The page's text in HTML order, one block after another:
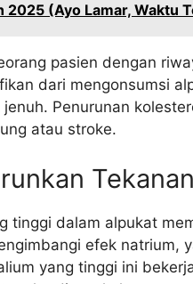
2025 (Ayo Lamar, Waktu
pasien dengan
dari mengonsumsi
Penurunan
atau stroke.
tinggi dalam alpukat
efek natrium,
yang tinggi ini